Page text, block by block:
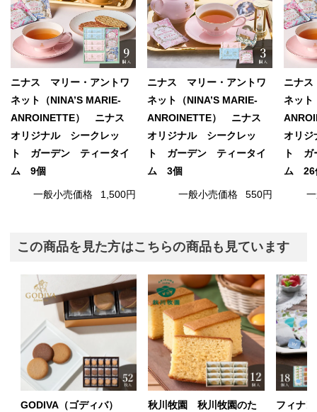
ニナス マリー・アントワ
ネット（NINA’S MARIE-
ANROINETTE） ニナス
オリジナル シークレッ
ト ガーデン ティータイ
ム 9個
一般小売価格 1,500円
ニナス マリー・アントワ
ネット（NINA’S MARIE-
ANROINETTE） ニナス
オリジナル シークレッ
ト ガーデン ティータイ
ム 3個
一般小売価格 550円
ニナ
ネット
オリ
ト ガ
ム 26
この商品を見た方はこちらの商品も見ています
GODIVA（ゴディバ）
秋川牧園 秋川牧園のた
フィナ